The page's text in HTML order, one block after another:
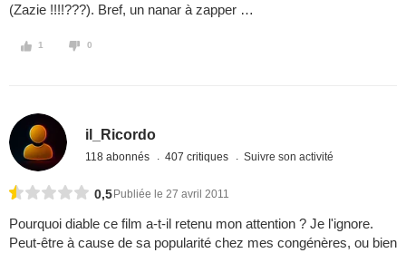
(Zazie !!!!???). Bref, un nanar à zapper …
1 0
il_Ricordo
118 abonnés 407 critiques Suivre son activité
0,5 Publiée le 27 avril 2011
Pourquoi diable ce film a-t-il retenu mon attention ? Je l'ignore.
Peut-être à cause de sa popularité chez mes congénères, ou bien